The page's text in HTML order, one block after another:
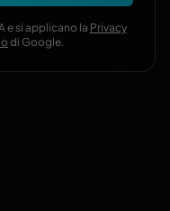
e si applicano la Privacy
di Google.